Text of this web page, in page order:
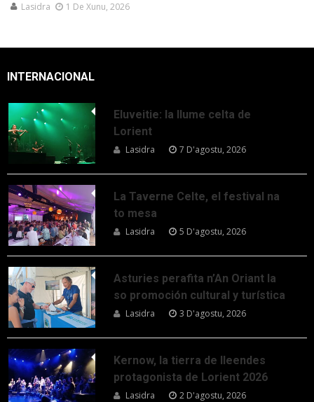
Lasidra 1 De Xunu, 2026
INTERNACIONAL
Eluveitie: la llume celta de
Lorient
Lasidra 7 D'agostu, 2026
La Taverne Celte, el festival na
to mesa
Lasidra 5 D'agostu, 2026
Asturies perafita n’An Oriant la
so promoción cultural y turística
Lasidra 3 D'agostu, 2026
Kernow, la tierra de lleendes
protagonista de Lorient 2026
Lasidra 2 D'agostu, 2026